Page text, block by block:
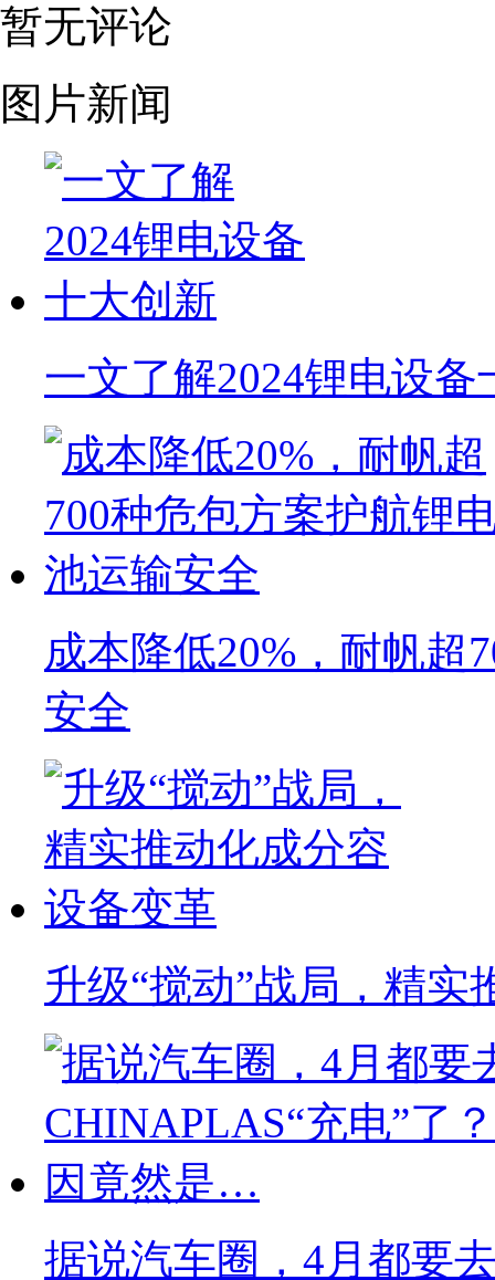
暂无评论
图片新闻
一文了解2024锂电设备
成本降低20%，耐帆超
安全
升级“搅动”战局，精实
据说汽车圈，4月都要